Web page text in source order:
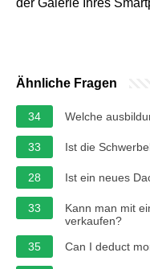
Ähnliche Fragen
34 Welche
33 Ist die
28 Ist ein neues
33
Kann man mit
verkaufen?
35
Can I deduct